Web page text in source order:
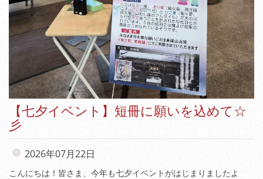
【七夕イベント】短冊に願いを込めて☆
彡
2026年07月22日
こんにちは！皆さま、今年も七夕イベントがはじまりましたよ